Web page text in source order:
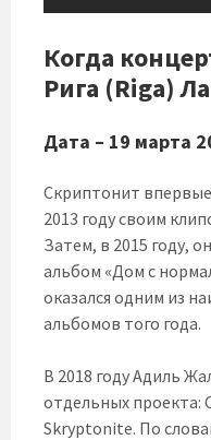
Когда
Рига (Riga)
Дата – 19 марта
Скриптонит
2013 году своим
Затем, в 2015 году,
альбом «Дом с
оказался одним из
альбомов того года.
В 2018 году Адиль
отдельных проекта:
Skryptonite. По